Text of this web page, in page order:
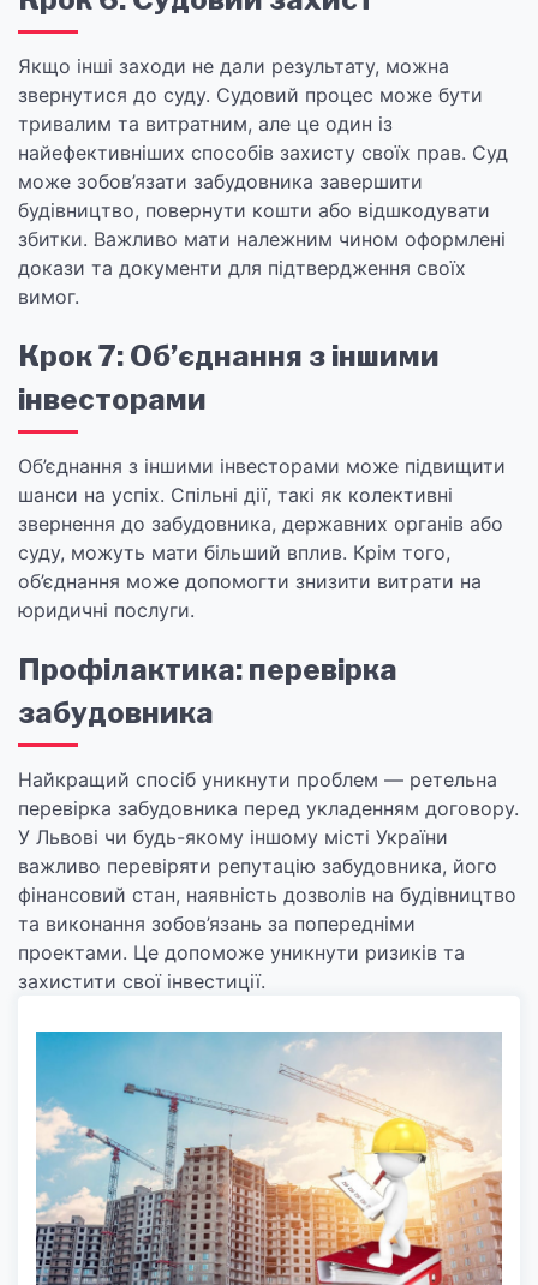
Якщо інші заходи не дали результату, можна
звернутися до суду. Судовий процес може бути
тривалим та витратним, але це один із
найефективніших способів захисту своїх прав. Суд
може зобов’язати забудовника завершити
будівництво, повернути кошти або відшкодувати
збитки. Важливо мати належним чином оформлені
докази та документи для підтвердження своїх
вимог.
Крок 7: Об’єднання з іншими
інвесторами
Об’єднання з іншими інвесторами може підвищити
шанси на успіх. Спільні дії, такі як колективні
звернення до забудовника, державних органів або
суду, можуть мати більший вплив. Крім того,
об’єднання може допомогти знизити витрати на
юридичні послуги.
Профілактика: перевірка
забудовника
Найкращий спосіб уникнути проблем — ретельна
перевірка забудовника перед укладенням договору.
У Львові чи будь-якому іншому місті України
важливо перевіряти репутацію забудовника, його
фінансовий стан, наявність дозволів на будівництво
та виконання зобов’язань за попередніми
проектами. Це допоможе уникнути ризиків та
захистити свої інвестиції.